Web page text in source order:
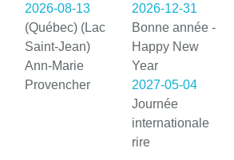
2026-08-13
(Québec) (Lac
Saint-Jean)
Ann-Marie
Provencher
2026-12-31
Bonne année -
Happy New
Year
2027-05-04
Journée
internationale
rire